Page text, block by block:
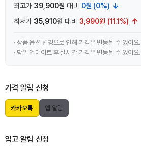
최고가 39,900원 대비 0원 (0%) ↓
최저가 35,910원 대비 3,990원 (11.1%) ↑
· 상품 옵션 변경으로 인해 가격은 변동될 수 있어요.
· 당일 업데이트 후 실시간 가격은 변동될 수 있어요.
가격 알림 신청
카카오톡 앱 알림
입고 알림 신청